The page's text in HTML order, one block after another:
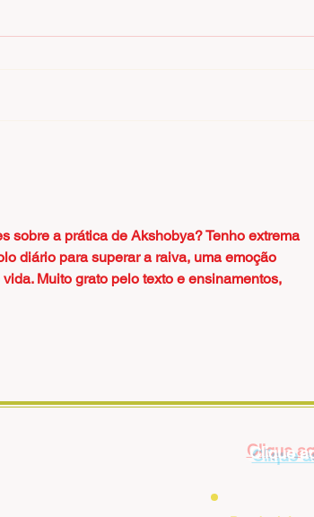
sobre a prática de Akshobya? Tenho extrema
diário para superar a raiva, uma emoção
Muito grato pelo texto e ensinamentos,
Clique